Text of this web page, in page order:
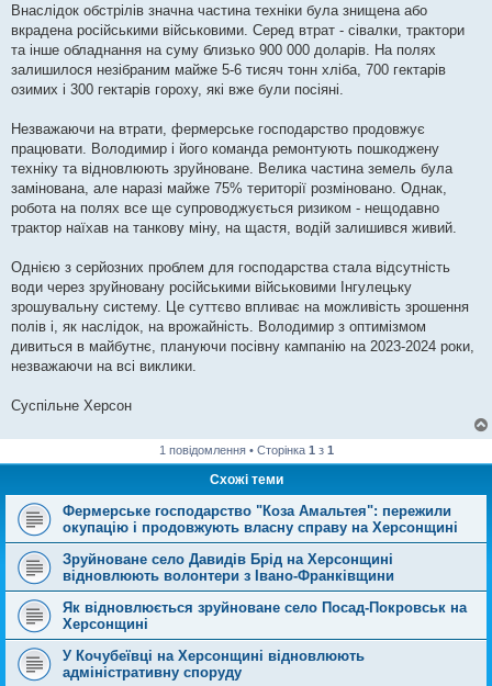
Внаслідок обстрілів значна частина техніки була знищена або
вкрадена російськими військовими. Серед втрат - сівалки, трактори
та інше обладнання на суму близько 900 000 доларів. На полях
залишилося незібраним майже 5-6 тисяч тонн хліба, 700 гектарів
озимих і 300 гектарів гороху, які вже були посіяні.
Незважаючи на втрати, фермерське господарство продовжує
працювати. Володимир і його команда ремонтують пошкоджену
техніку та відновлюють зруйноване. Велика частина земель була
замінована, але наразі майже 75% території розміновано. Однак,
робота на полях все ще супроводжується ризиком - нещодавно
трактор наїхав на танкову міну, на щастя, водій залишився живий.
Однією з серйозних проблем для господарства стала відсутність
води через зруйновану російськими військовими Інгулецьку
зрошувальну систему. Це суттєво впливає на можливість зрошення
полів і, як наслідок, на врожайність. Володимир з оптимізмом
дивиться в майбутнє, плануючи посівну кампанію на 2023-2024 роки,
незважаючи на всі виклики.
Суспільне Херсон
1 повідомлення • Сторінка 1 з 1
Схожі теми
Фермерське господарство "Коза Амальтея": пережили
окупацію і продовжують власну справу на Херсонщині
Зруйноване село Давидів Брід на Херсонщині
відновлюють волонтери з Івано-Франківщини
Як відновлюється зруйноване село Посад-Покровськ на
Херсонщині
У Кочубеївці на Херсонщині відновлюють
адміністративну споруду